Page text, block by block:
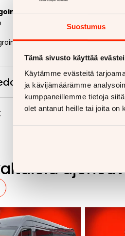
Suostumus
Tämä sivusto käyttää
Käytämme evästeitä
ja kävijämäärämme
kumppaneillemme tietoja
olet antanut heille tai joita on
ja yhteydet